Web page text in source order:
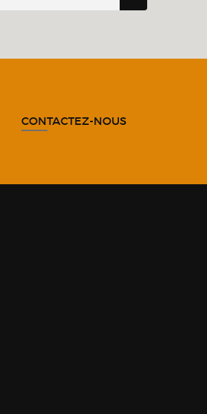
CONTACTEZ-NOUS